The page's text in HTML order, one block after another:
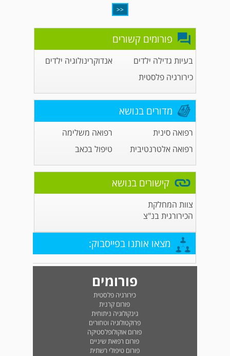
<<
פורומים קשורים
בעיות גדילה ילדים
אנדוקרינולוגיה ילדים
כירורגיה פלסטית
מדורים בנושא
רפואה סינית
רפואה משלימה
רפואה אלטרנטיבית
טיפול בכאב
קישורים בנושא
צוות המחלקת
הכירורגית בנ"צ
מצאו אותנו בפייסבוק:
פורומים
כירורגיה פלסטית
פורום קרנית
גינקולוגיה ניתוחית
פרוקטולוגיה וטחורים
פורום אוקולופלסטיקה
פורום רפואת שיניים
פורום טיפולי רשתית